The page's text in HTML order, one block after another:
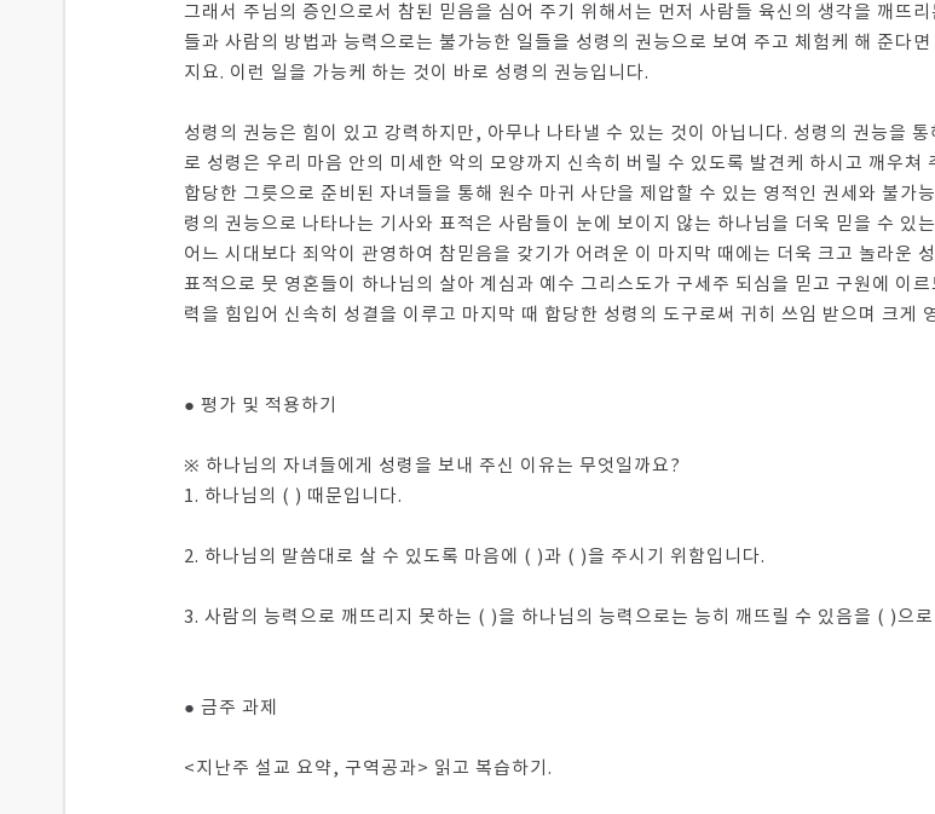
그래서 주님의 증인으로서 참된 믿음을 심어 주기 위해서는 먼저 사람들 육신의 생각을 깨뜨
들과 사람의 방법과 능력으로는 불가능한 일들을 성령의 권능으로 보여 주고 체험케 해 준다
지요. 이런 일을 가능케 하는 것이 바로 성령의 권능입니다.
성령의 권능은 힘이 있고 강력하지만, 아무나 나타낼 수 있는 것이 아닙니다. 성령의 권능을
로 성령은 우리 마음 안의 미세한 악의 모양까지 신속히 버릴 수 있도록 발견케 하시고 깨우쳐
합당한 그릇으로 준비된 자녀들을 통해 원수 마귀 사단을 제압할 수 있는 영적인 권세와 불가
령의 권능으로 나타나는 기사와 표적은 사람들이 눈에 보이지 않는 하나님을 더욱 믿을 수 있
어느 시대보다 죄악이 관영하여 참믿음을 갖기가 어려운 이 마지막 때에는 더욱 크고 놀라운
표적으로 뭇 영혼들이 하나님의 살아 계심과 예수 그리스도가 구세주 되심을 믿고 구원에 이
력을 힘입어 신속히 성결을 이루고 마지막 때 합당한 성령의 도구로써 귀히 쓰임 받으며 크게
● 평가 및 적용하기
※ 하나님의 자녀들에게 성령을 보내 주신 이유는 무엇일까요?
1. 하나님의 ( ) 때문입니다.
2. 하나님의 말씀대로 살 수 있도록 마음에 ( )과 ( )을 주시기 위함입니다.
3. 사람의 능력으로 깨뜨리지 못하는 ( )을 하나님의 능력으로는 능히 깨뜨릴 수 있음을 ( )으
● 금주 과제
<지난주 설교 요약, 구역공과> 읽고 복습하기.